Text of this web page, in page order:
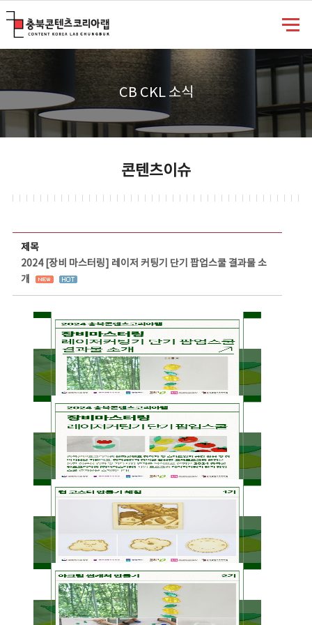
CB CKL 소식
콘텐츠이슈
제목
2024 [장비 마스터링] 레이저 커팅기 단기 팝업스쿨 결과물 소
개